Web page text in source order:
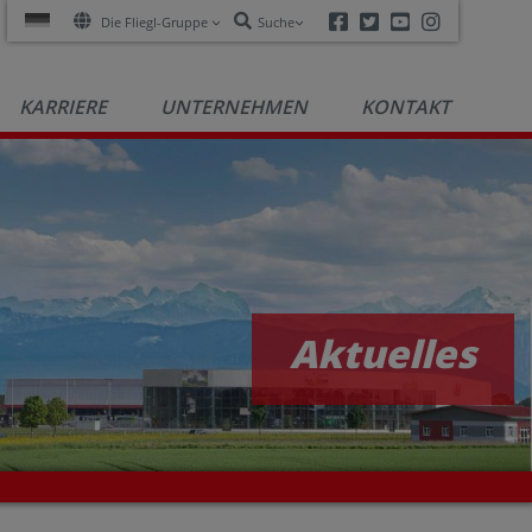
Die Fliegl-Gruppe Suche Facebook
TwitterYoutube
KARRIERE UNTERNEHMEN KONTAKT
Aktuelles